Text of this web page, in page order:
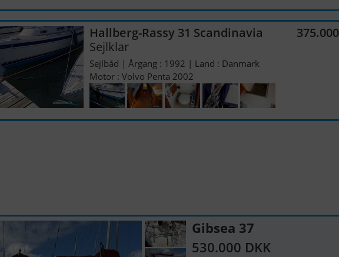
Hallberg-Rassy 31 Scandinavia
Sejlklar
Sejlbåd | Årgang : 1992 | Land : Danmark
Motor : Volvo Penta 2002
Gibsea 37
530.000 DKK